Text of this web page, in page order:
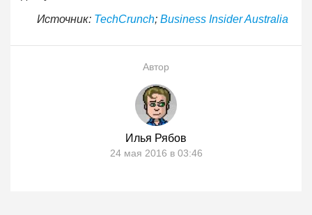
Источник: TechCrunch; Business Insider Australia
Автор
Илья Рябов
24 мая 2016 в 03:46